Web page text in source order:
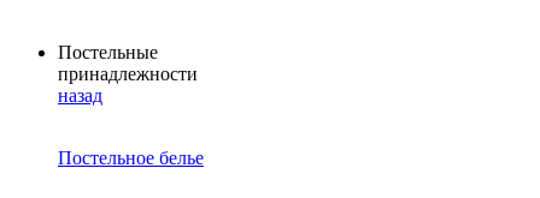
Постельные
принадлежности
назад
Постельное белье